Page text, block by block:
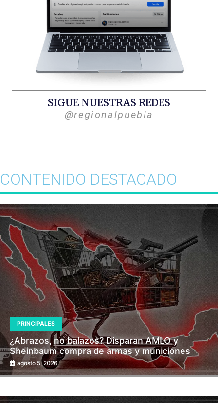
SIGUE NUESTRAS REDES
@regionalpuebla
CONTENIDO DESTACADO
PRINCIPALES
¿Abrazos, no balazos? Disparan AMLO y
Sheinbaum compra de armas y municiones
agosto 5, 2026